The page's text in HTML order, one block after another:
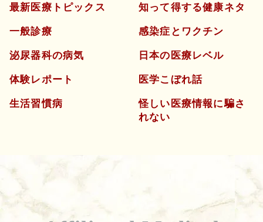
最新医療トピックス
一般診療
泌尿器科の病気
体験レポート
生活習慣病
知って得する健康ネタ
感染症とワクチン
日本の医療レベル
医学こぼれ話
怪しい医療情報に騙さ
れない